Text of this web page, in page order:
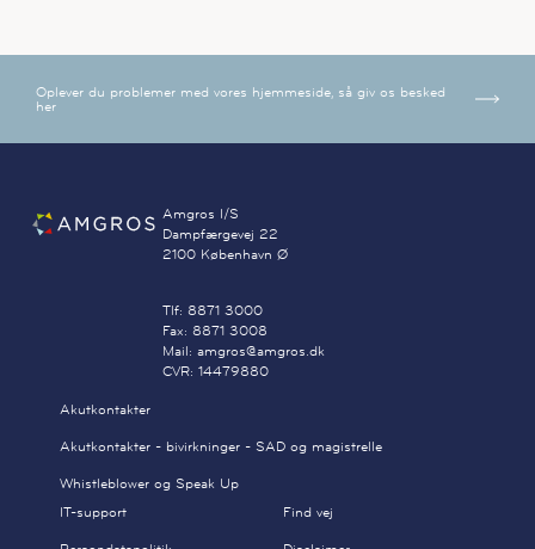
Oplever du problemer med vores hjemmeside, så giv os besked
her
Amgros I/S
Dampfærgevej 22
2100 København Ø
Tlf: 8871 3000
Fax: 8871 3008
Mail: amgros@amgros.dk
CVR: 14479880
Akutkontakter
Akutkontakter - bivirkninger - SAD og magistrelle
Whistleblower og Speak Up
IT-support
Find vej